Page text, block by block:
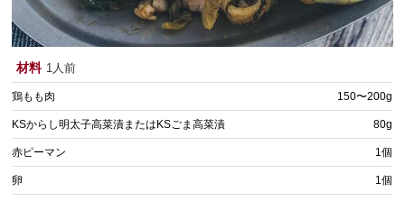
材料 1人前
鶏もも肉 150〜200g
KSからし明太子高菜漬またはKSごま高菜漬 80g
赤ピーマン 1個
卵 1個